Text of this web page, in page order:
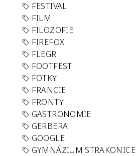
FESTIVAL
FILM
FILOZOFIE
FIREFOX
FLEGR
FOOTFEST
FOTKY
FRANCIE
FRONTY
GASTRONOMIE
GERBERA
GOOGLE
GYMNÁZIUM STRAKONICE